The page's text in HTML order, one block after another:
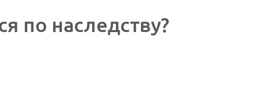
по наследству?